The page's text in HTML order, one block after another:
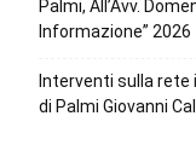
Palmi, All’Avv.
Informazione” 2026
Interventi sulla rete
di Palmi Giovanni